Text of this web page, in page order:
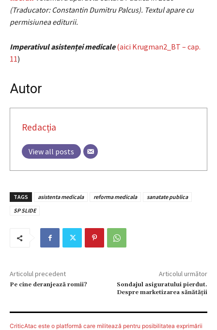
(Traducator: Constantin Dumitru Palcus). Textul apare cu
permisiunea editurii.
Imperativul asistenței medicale (aici Krugman2_BT – cap.
11)
Autor
Redacția
View all posts
TAGS asistenta medicala reforma medicala
sanatate publica
SP SLIDE
Articolul precedent
Pe cine deranjează romii?
Articolul următor
Sondajul asiguratului pierdut.
Despre marketizarea sănătăţii
CriticAtac este o platformă care militează pentru posibilitatea exprimării